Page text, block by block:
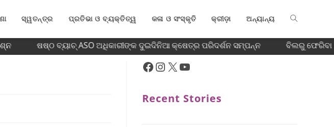
ସ୍ୱତନ୍ତ୍ର ପ୍ରତିଭା ଓ ବ୍ୟକ୍ତିତ୍ୱ କଳା ଓ ସଂସ୍କୃତି କ୍ରୀଡ଼ା ଅନ୍ୟାନ୍ୟ
ଷଷ୍ଠ ବ୍ୟାଚ୍‌ ASO ଅଧିକାରୀଙ୍କ ଦୁଇଦିନିଆ କ୍ଷେତ୍ର ପରିଦର୍ଶନ ସମ୍ପନ୍ନ ବିଲରୁ ଫେରିବା
Recent Stories